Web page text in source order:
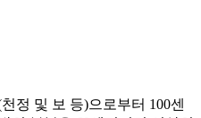
정 및 보 등)으로부터 100센